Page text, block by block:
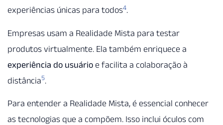
experiências únicas para todos4.
Empresas usam a Realidade Mista para testar
produtos virtualmente. Ela também enriquece a
experiência do usuário e facilita a colaboração à
distância5.
Para entender a Realidade Mista, é essencial conhecer
as tecnologias que a compõem. Isso inclui óculos com